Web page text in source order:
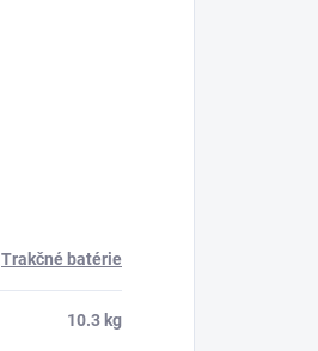
Trakčné batérie
10.3 kg